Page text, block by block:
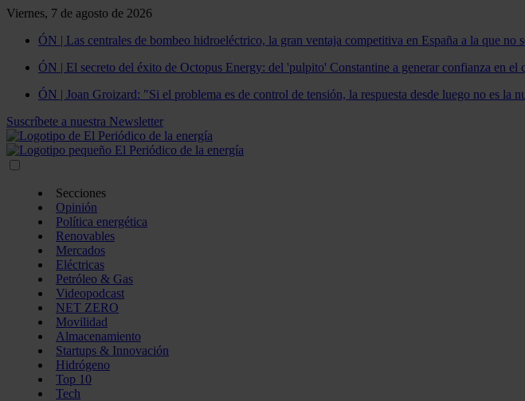
Viernes, 7 de agosto de 2026
ÓN | Las centrales de bombeo hidroeléctrico, la gran ventaja competitiva en España a la que no
ÓN | El secreto del éxito de Octopus Energy: del 'pulpito' Constantine a generar confianza en el
ÓN | Joan Groizard: "Si el problema es de control de tensión, la respuesta desde luego no es la
Suscríbete a nuestra Newsletter
Secciones
Opinión
Política energética
Renovables
Mercados
Eléctricas
Petróleo & Gas
Videopodcast
NET ZERO
Movilidad
Almacenamiento
Startups & Innovación
Hidrógeno
Top 10
Tech